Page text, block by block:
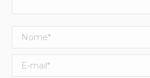
Nome *
E-mail *